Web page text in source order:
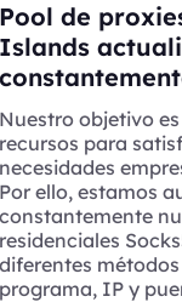
Pool de
Islands
Nuestro objetivo
recursos para
necesidades
Por ello, estamos
constantemente
residenciales
diferentes
programa, IP y